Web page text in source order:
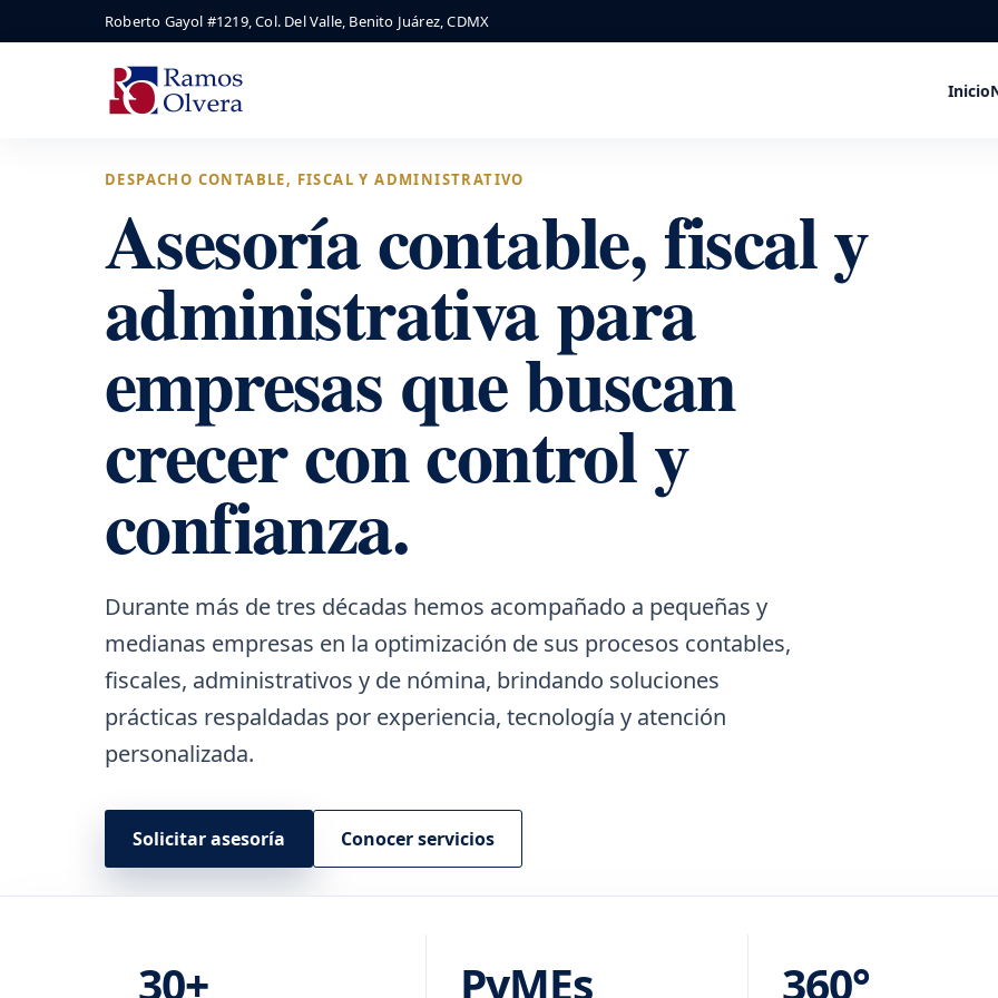
Roberto Gayol #1219, Col. Del Valle, Benito Juárez, CDMX
Inicio
DESPACHO CONTABLE, FISCAL Y ADMINISTRATIVO
Asesoría contable, fiscal y
administrativa para
empresas que buscan
crecer con control y
confianza.
Durante más de tres décadas hemos acompañado a pequeñas y
medianas empresas en la optimización de sus procesos contables,
fiscales, administrativos y de nómina, brindando soluciones
prácticas respaldadas por experiencia, tecnología y atención
personalizada.
Solicitar asesoría Conocer servicios
30+ PyMEs 360°